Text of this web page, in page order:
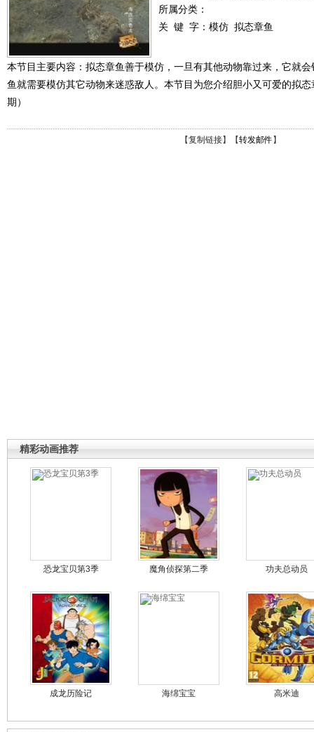
所属分类：
关 键 字： 模仿 拟态章鱼
本节目主要内容：拟态章鱼善于模仿，一旦有其他动物靠过来，它就
鱼就需要模仿其它动物来迷惑敌人。本节目为您介绍胆小又可爱的拟
期）
【复制链接】【转发邮件 】
精彩动画推荐
恐龙宝贝第3季 魔角侦探第二季 功夫总动员
成龙历险记 海绵宝宝 高米迪